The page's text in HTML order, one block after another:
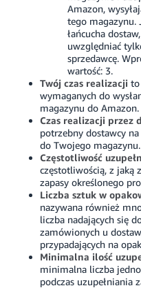
Amazon,
tego magazynu.
łańcucha
uwzględniać
sprzedawcę.
wartość: 3.
Twój czas realizacjito
wymaganych do
magazynu do Amazon.
Czas realizacji przez
potrzebny dostawcy
do Twojego magazynu.
Częstotliwość
częstotliwością, z jaką
zapasy określonego
Liczba sztuk w
nazywana również
liczba nadających się
zamówionych u
przypadających na
Minimalna ilość
minimalna liczba
podczas uzupełniania